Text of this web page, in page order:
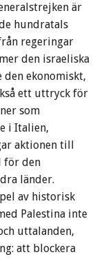
är
hundratals
regeringar
den israeliska
ekonomiskt,
ett uttryck för
som
i Italien,
aktionen till
för den
länder.
av historisk
Palestina inte
uttalanden,
att blockera